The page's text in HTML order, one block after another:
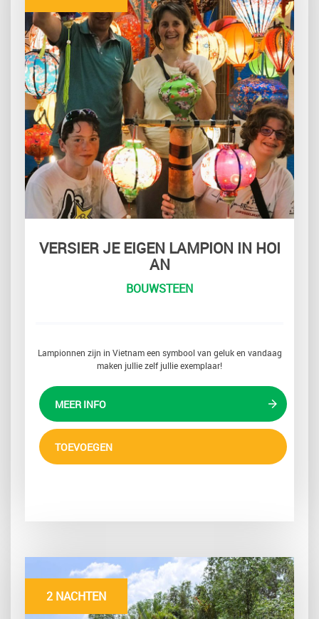
VERSIER JE EIGEN LAMPION IN HOI
AN
BOUWSTEEN
Lampionnen zijn in Vietnam een symbool van geluk en vandaag
maken jullie zelf jullie exemplaar!
MEER INFO
TOEVOEGEN
2 NACHTEN